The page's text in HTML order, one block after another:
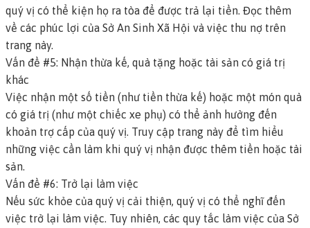
quý vị có thể kiện họ ra tòa để được trả lại tiền. Đọc thêm
về các phúc lợi của Sở An Sinh Xã Hội và việc thu nợ trên
trang này.
Vấn đề #5: Nhận thừa kế, quà tặng hoặc tài sản có giá trị
khác
Việc nhận một số tiền (như tiền thừa kế) hoặc một món quà
có giá trị (như một chiếc xe phụ) có thể ảnh hưởng đến
khoản trợ cấp của quý vị. Truy cập trang này để tìm hiểu
những việc cần làm khi quý vị nhận được thêm tiền hoặc tài
sản.
Vấn đề #6: Trở lại làm việc
Nếu sức khỏe của quý vị cải thiện, quý vị có thể nghĩ đến
việc trở lại làm việc. Tuy nhiên, các quy tắc làm việc của Sở